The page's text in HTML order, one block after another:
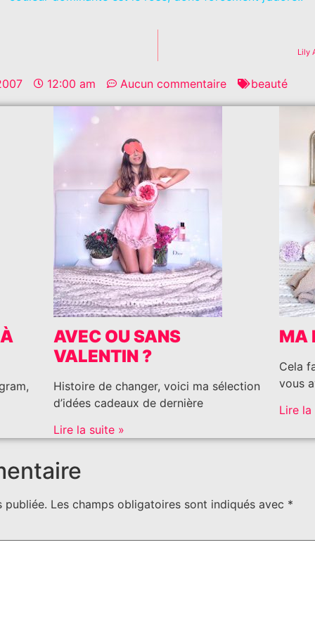
Lily
12:00 am Aucun commentaire beauté
AVEC OU SANS
VALENTIN ?
Histoire de changer, voici ma sélection
d’idées cadeaux de dernière
Lire la suite »
MA
Cela
vous
Lire
publiée. Les champs obligatoires sont indiqués avec *